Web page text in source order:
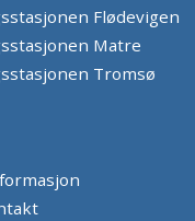
Flødevigen
Matre
Tromsø